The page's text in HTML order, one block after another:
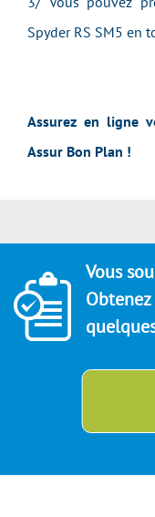
Spyder RS SM5 en
Assurez en ligne
Assur Bon Plan !
Vous